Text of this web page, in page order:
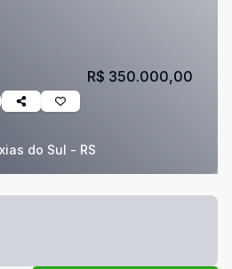
do Sul - RS
R$ 350.000,00